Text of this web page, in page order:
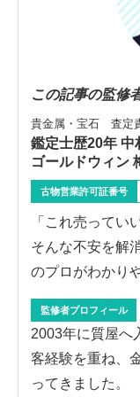
この記事の監修
貴金属・宝石 査定
鑑定士歴20年 中
ゴールドウィン
古物営業許可証番号
「これ売ってい
そんな不安を解
のプロがわかり
監修者プロフィール
2003年に質屋へ
客経験を重ね、
ってきました。